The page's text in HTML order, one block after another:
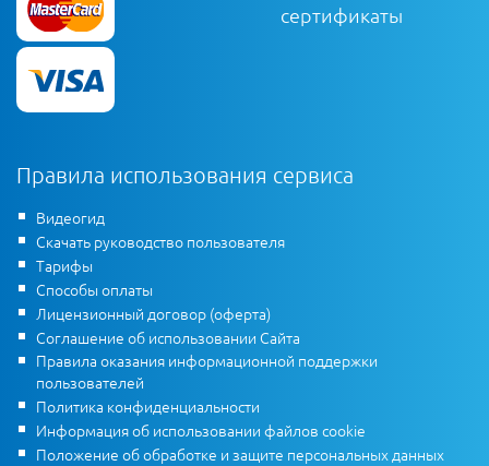
сертификаты
Правила использования сервиса
Видеогид
Скачать руководство пользователя
Тарифы
Способы оплаты
Лицензионный договор (оферта)
Соглашение об использовании Сайта
Правила оказания информационной поддержки
пользователей
Политика конфиденциальности
Информация об использовании файлов cookie
Положение об обработке и защите персональных данных